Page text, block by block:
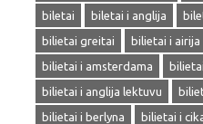
biletai
biletai i anglija
bilietai greitai
bilietai i airija
bilietai i amsterdama
bilietai i anglija lektuvu
bilietai i berlyna
bilietai i